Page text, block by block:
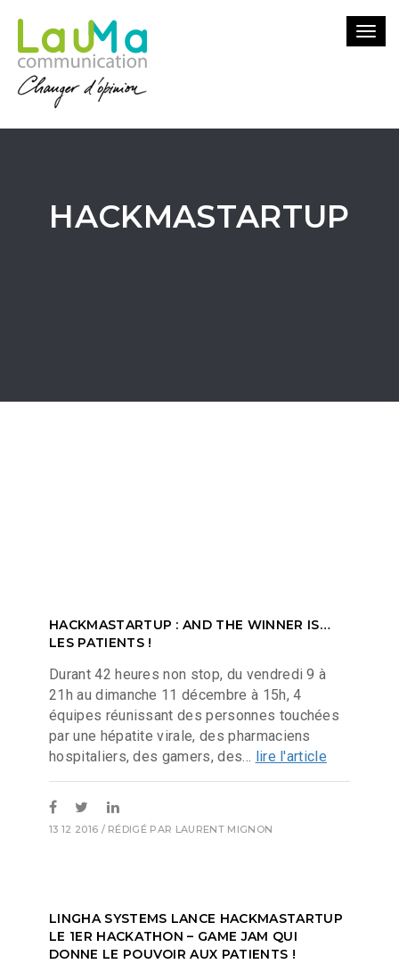
HACKMASTARTUP
HACKMASTARTUP : AND THE WINNER IS…
LES PATIENTS !
Durant 42 heures non stop, du vendredi 9 à
21h au dimanche 11 décembre à 15h, 4
équipes réunissant des personnes touchées
par une hépatite virale, des pharmaciens
hospitaliers, des gamers, des... lire l'article
13 12 2016 / RÉDIGÉ PAR LAURENT MIGNON
LINGHA SYSTEMS LANCE HACKMASTARTUP
LE 1ER HACKATHON – GAME JAM QUI
DONNE LE POUVOIR AUX PATIENTS !